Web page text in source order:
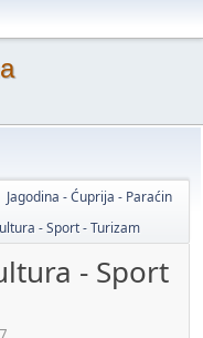
Jagodina - Ćuprija - Paraćin
- Sport - Turizam
- Sport